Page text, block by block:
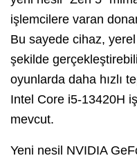
işlemcilere varan
Bu sayede cihaz,
şekilde
oyunlarda daha hızlı
Intel Core i5-13420H
mevcut.
Yeni nesil NVIDIA